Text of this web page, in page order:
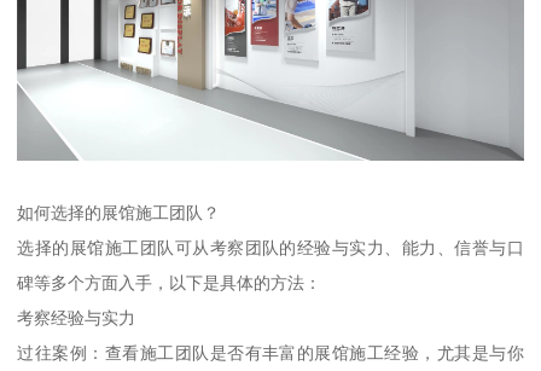
如何选择的展馆施工团队？
选择的展馆施工团队可从考察团队的经验与实力、能力、信誉与口
碑等多个方面入手，以下是具体的方法：
考察经验与实力
过往案例：查看施工团队是否有丰富的展馆施工经验，尤其是与你